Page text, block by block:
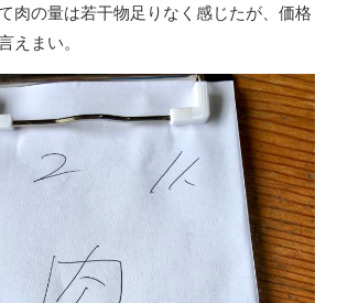
肉の量は若干物足りなく感じたが、価格
えまい。